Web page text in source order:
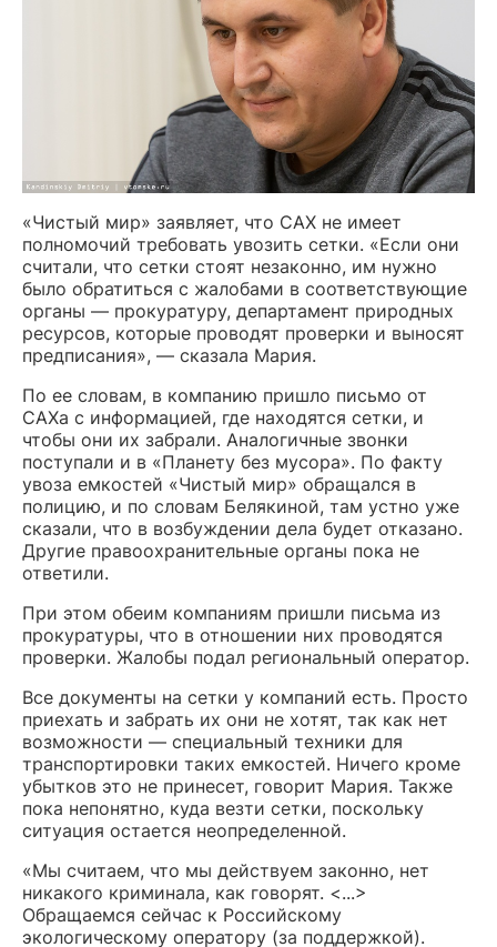
«Чистый мир» заявляет, что САХ не имеет
полномочий требовать увозить сетки. «Если они
считали, что сетки стоят незаконно, им нужно
было обратиться с жалобами в соответствующие
органы — прокуратуру, департамент природных
ресурсов, которые проводят проверки и выносят
предписания», — сказала Мария.
По ее словам, в компанию пришло письмо от
САХа с информацией, где находятся сетки, и
чтобы они их забрали. Аналогичные звонки
поступали и в «Планету без мусора». По факту
увоза емкостей «Чистый мир» обращался в
полицию, и по словам Белякиной, там устно уже
сказали, что в возбуждении дела будет отказано.
Другие правоохранительные органы пока не
ответили.
При этом обеим компаниям пришли письма из
прокуратуры, что в отношении них проводятся
проверки. Жалобы подал региональный оператор.
Все документы на сетки у компаний есть. Просто
приехать и забрать их они не хотят, так как нет
возможности — специальный техники для
транспортировки таких емкостей. Ничего кроме
убытков это не принесет, говорит Мария. Также
пока непонятно, куда везти сетки, поскольку
ситуация остается неопределенной.
«Мы считаем, что мы действуем законно, нет
никакого криминала, как говорят. <...>
Обращаемся сейчас к Российскому
экологическому оператору (за поддержкой).